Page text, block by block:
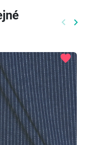
keyboard_arrow_left keyboard_arrow_right
favorite